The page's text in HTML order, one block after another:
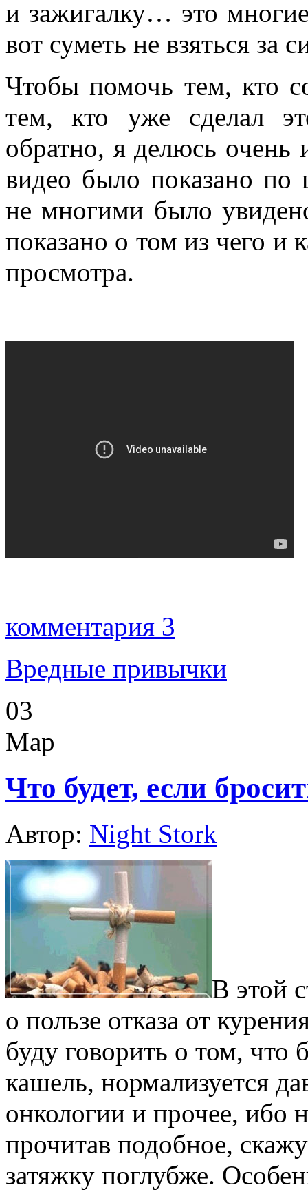
и зажигалку… это
вот суметь не взяться за
Чтобы помочь тем, кто
тем, кто уже сделал
обратно, я делюсь
видео было показано по
не многими было
показано о том из чего и
просмотра.
комментария 3
Вредные привычки
03
Мар
Что будет, если
Автор: Night Stork
В этой
о пользе отказа от
буду говорить о том, что
кашель, нормализуется
онкологии и прочее, ибо
прочитав подобное,
затяжку поглубже.